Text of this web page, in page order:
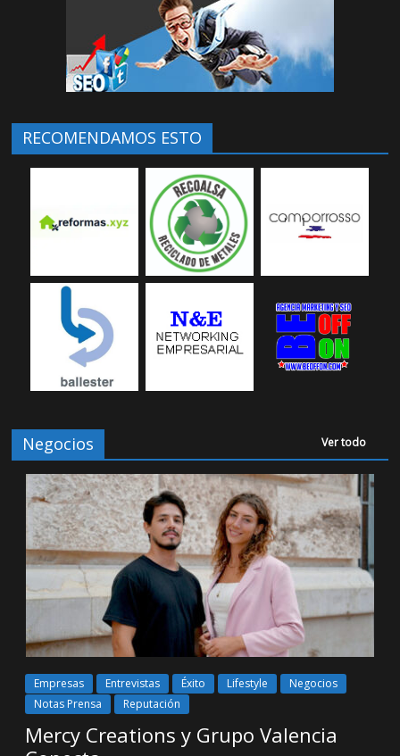
RECOMENDAMOS ESTO
Negocios Ver todo
Empresas Entrevistas Éxito Lifestyle
Negocios
Notas Prensa
Reputación
Mercy Creations y Grupo Valencia